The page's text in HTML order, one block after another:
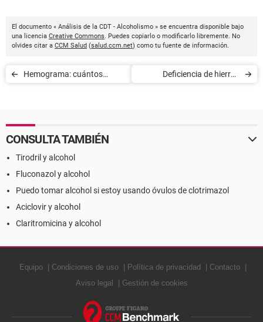
El documento « Análisis de la CDT - Alcoholismo » se encuentra disponible bajo
una licencia Creative Commons. Puedes copiarlo o modificarlo libremente. No
olvides citar a CCM Salud (salud.ccm.net) como tu fuente de información.
Hemograma: cuántos
Deficiencia de hierro -
CONSULTA TAMBIÉN
Tirodril y alcohol
Fluconazol y alcohol
Puedo tomar alcohol si estoy usando óvulos de clotrimazol
Aciclovir y alcohol
Claritromicina y alcohol
Equipo Condiciones de uso Política de privacidad
Contacto
Aviso legal
Gestión de cookies